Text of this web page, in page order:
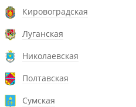
Кировоградская
Луганская
Николаевская
Полтавская
Сумская